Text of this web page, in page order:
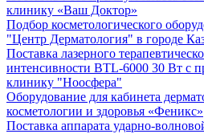
клинику «Ваш Доктор»
Подбор косметологического
"Центр Дерматология" в городе
Поставка лазерного
интенсивности BTL-6000 30 Вт с
клинику "Ноосфера"
Оборудование для кабинета
косметологии и здоровья «Феникс»
Поставка аппарата ударно-